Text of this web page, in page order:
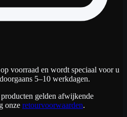
voorraad en wordt speciaal voor u
5–10 werkdagen.
gelden afwijkende
onze retourvoorwaarden.